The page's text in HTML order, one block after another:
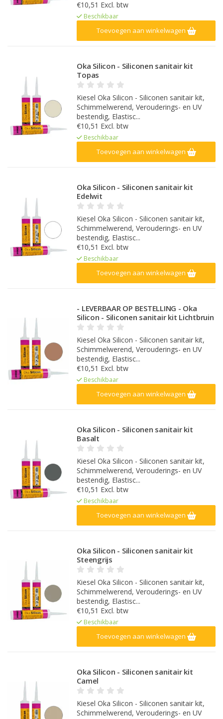
€10,51 Excl. btw
Beschikbaar
Toevoegen aan winkelwagen
Oka Silicon - Siliconen sanitair kit
Topas
Kiesel Oka Silicon - Siliconen sanitair kit,
Schimmelwerend, Verouderings- en UV
bestendig, Elastisc...
€10,51 Excl. btw
Beschikbaar
Toevoegen aan winkelwagen
Oka Silicon - Siliconen sanitair kit
Edelwit
Kiesel Oka Silicon - Siliconen sanitair kit,
Schimmelwerend, Verouderings- en UV
bestendig, Elastisc...
€10,51 Excl. btw
Beschikbaar
Toevoegen aan winkelwagen
- LEVERBAAR OP BESTELLING - Oka
Silicon - Siliconen sanitair kit Lichtbruin
Kiesel Oka Silicon - Siliconen sanitair kit,
Schimmelwerend, Verouderings- en UV
bestendig, Elastisc...
€10,51 Excl. btw
Beschikbaar
Toevoegen aan winkelwagen
Oka Silicon - Siliconen sanitair kit
Basalt
Kiesel Oka Silicon - Siliconen sanitair kit,
Schimmelwerend, Verouderings- en UV
bestendig, Elastisc...
€10,51 Excl. btw
Beschikbaar
Toevoegen aan winkelwagen
Oka Silicon - Siliconen sanitair kit
Steengrijs
Kiesel Oka Silicon - Siliconen sanitair kit,
Schimmelwerend, Verouderings- en UV
bestendig, Elastisc...
€10,51 Excl. btw
Beschikbaar
Toevoegen aan winkelwagen
Oka Silicon - Siliconen sanitair kit
Camel
Kiesel Oka Silicon - Siliconen sanitair kit,
Schimmelwerend, Verouderings- en UV